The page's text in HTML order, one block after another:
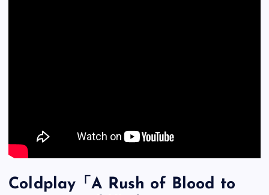
Coldplay「A Rush of Blood to